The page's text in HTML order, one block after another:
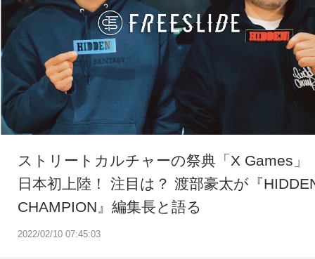
2022/02/10 07:45:03
ストリートカルチャーの祭典「X Games」
日本初上陸！ 注目は？ 渡部豪太が『
CHAMPION』編集長と語る